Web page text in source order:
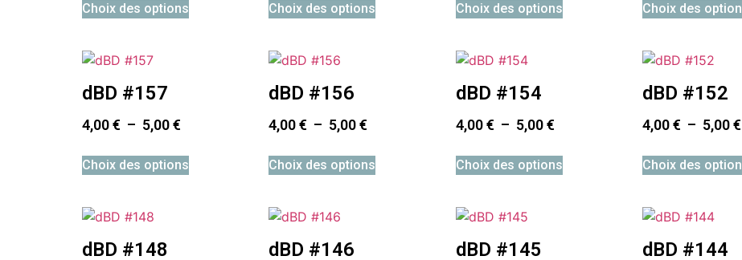
Choix des options Choix des options Choix des options Choix des
dBD #157
4,00€ – 5,00€
Choix des options
dBD #156
4,00€ – 5,00€
Choix des options
dBD #154
4,00€ – 5,00€
Choix des options
dBD #152
4,00€ – 5,00€
Choix des
dBD #148 dBD #146 dBD #145 dBD #144